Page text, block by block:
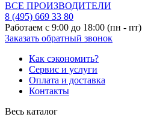
ВСЕ ПРОИЗВОДИТЕЛИ
8 (495) 669 33 80
Работаем с 9:00 до 18:00 (пн - пт)
Заказать обратный звонок
Как сэкономить?
Сервис и услуги
Оплата и доставка
Контакты
Весь каталог